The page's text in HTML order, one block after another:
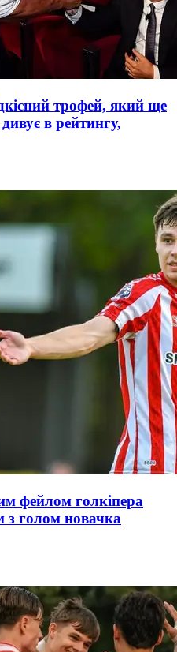
трофей, який ще
в рейтингу,
фейлом голкіпера
з голом новачка